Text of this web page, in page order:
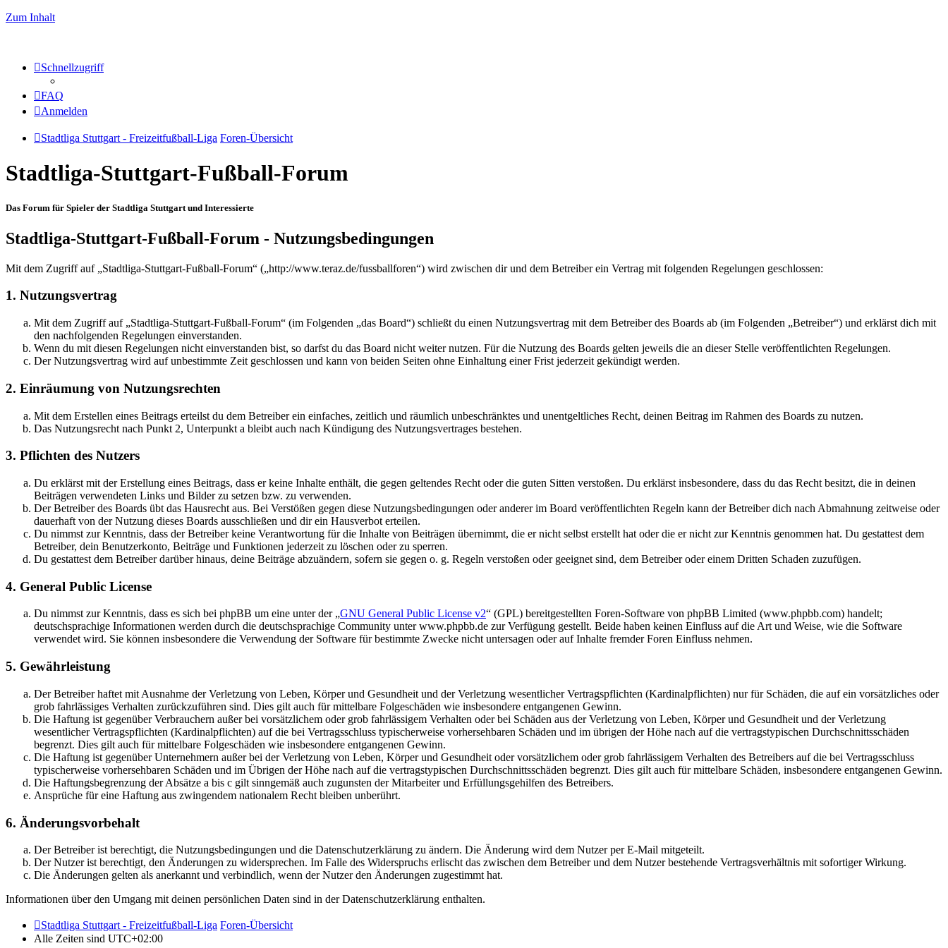
Zum Inhalt
Schnellzugriff
FAQ
Anmelden
Stadtliga Stuttgart - Freizeitfußball-Liga Foren-Übersicht
Stadtliga-Stuttgart-Fußball-Forum
Das Forum für Spieler der Stadtliga Stuttgart und Interessierte
Stadtliga-Stuttgart-Fußball-Forum - Nutzungsbedingungen
Mit dem Zugriff auf „Stadtliga-Stuttgart-Fußball-Forum“ („http://www.teraz.de/fussballforen“) wird zwischen dir und dem Betreiber ein Vertrag mit folgenden Regelungen geschlossen:
1. Nutzungsvertrag
Mit dem Zugriff auf „Stadtliga-Stuttgart-Fußball-Forum“ (im Folgenden „das Board“) schließt du einen Nutzungsvertrag mit dem Betreiber des Boards ab (im Folgenden „Betreiber“) und erklärst dich mit
den nachfolgenden Regelungen einverstanden.
Wenn du mit diesen Regelungen nicht einverstanden bist, so darfst du das Board nicht weiter nutzen. Für die Nutzung des Boards gelten jeweils die an dieser Stelle veröffentlichten Regelungen.
Der Nutzungsvertrag wird auf unbestimmte Zeit geschlossen und kann von beiden Seiten ohne Einhaltung einer Frist jederzeit gekündigt werden.
2. Einräumung von Nutzungsrechten
Mit dem Erstellen eines Beitrags erteilst du dem Betreiber ein einfaches, zeitlich und räumlich unbeschränktes und unentgeltliches Recht, deinen Beitrag im Rahmen des Boards zu nutzen.
Das Nutzungsrecht nach Punkt 2, Unterpunkt a bleibt auch nach Kündigung des Nutzungsvertrages bestehen.
3. Pflichten des Nutzers
Du erklärst mit der Erstellung eines Beitrags, dass er keine Inhalte enthält, die gegen geltendes Recht oder die guten Sitten verstoßen. Du erklärst insbesondere, dass du das Recht besitzt, die in deinen
Beiträgen verwendeten Links und Bilder zu setzen bzw. zu verwenden.
Der Betreiber des Boards übt das Hausrecht aus. Bei Verstößen gegen diese Nutzungsbedingungen oder anderer im Board veröffentlichten Regeln kann der Betreiber dich nach Abmahnung zeitweise oder
dauerhaft von der Nutzung dieses Boards ausschließen und dir ein Hausverbot erteilen.
Du nimmst zur Kenntnis, dass der Betreiber keine Verantwortung für die Inhalte von Beiträgen übernimmt, die er nicht selbst erstellt hat oder die er nicht zur Kenntnis genommen hat. Du gestattest dem
Betreiber, dein Benutzerkonto, Beiträge und Funktionen jederzeit zu löschen oder zu sperren.
Du gestattest dem Betreiber darüber hinaus, deine Beiträge abzuändern, sofern sie gegen o. g. Regeln verstoßen oder geeignet sind, dem Betreiber oder einem Dritten Schaden zuzufügen.
4. General Public License
Du nimmst zur Kenntnis, dass es sich bei phpBB um eine unter der „GNU General Public License v2“ (GPL) bereitgestellten Foren-Software von phpBB Limited (www.phpbb.com) handelt;
deutschsprachige Informationen werden durch die deutschsprachige Community unter www.phpbb.de zur Verfügung gestellt. Beide haben keinen Einfluss auf die Art und Weise, wie die Software
verwendet wird. Sie können insbesondere die Verwendung der Software für bestimmte Zwecke nicht untersagen oder auf Inhalte fremder Foren Einfluss nehmen.
5. Gewährleistung
Der Betreiber haftet mit Ausnahme der Verletzung von Leben, Körper und Gesundheit und der Verletzung wesentlicher Vertragspflichten (Kardinalpflichten) nur für Schäden, die auf ein vorsätzliches oder
grob fahrlässiges Verhalten zurückzuführen sind. Dies gilt auch für mittelbare Folgeschäden wie insbesondere entgangenen Gewinn.
Die Haftung ist gegenüber Verbrauchern außer bei vorsätzlichem oder grob fahrlässigem Verhalten oder bei Schäden aus der Verletzung von Leben, Körper und Gesundheit und der Verletzung
wesentlicher Vertragspflichten (Kardinalpflichten) auf die bei Vertragsschluss typischerweise vorhersehbaren Schäden und im übrigen der Höhe nach auf die vertragstypischen Durchschnittsschäden
begrenzt. Dies gilt auch für mittelbare Folgeschäden wie insbesondere entgangenen Gewinn.
Die Haftung ist gegenüber Unternehmern außer bei der Verletzung von Leben, Körper und Gesundheit oder vorsätzlichem oder grob fahrlässigem Verhalten des Betreibers auf die bei Vertragsschluss
typischerweise vorhersehbaren Schäden und im Übrigen der Höhe nach auf die vertragstypischen Durchschnittsschäden begrenzt. Dies gilt auch für mittelbare Schäden, insbesondere entgangenen Gewinn.
Die Haftungsbegrenzung der Absätze a bis c gilt sinngemäß auch zugunsten der Mitarbeiter und Erfüllungsgehilfen des Betreibers.
Ansprüche für eine Haftung aus zwingendem nationalem Recht bleiben unberührt.
6. Änderungsvorbehalt
Der Betreiber ist berechtigt, die Nutzungsbedingungen und die Datenschutzerklärung zu ändern. Die Änderung wird dem Nutzer per E-Mail mitgeteilt.
Der Nutzer ist berechtigt, den Änderungen zu widersprechen. Im Falle des Widerspruchs erlischt das zwischen dem Betreiber und dem Nutzer bestehende Vertragsverhältnis mit sofortiger Wirkung.
Die Änderungen gelten als anerkannt und verbindlich, wenn der Nutzer den Änderungen zugestimmt hat.
Informationen über den Umgang mit deinen persönlichen Daten sind in der Datenschutzerklärung enthalten.
Stadtliga Stuttgart - Freizeitfußball-Liga Foren-Übersicht
Alle Zeiten sind UTC+02:00